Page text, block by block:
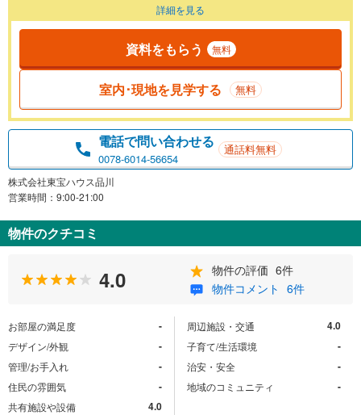
詳細を見る
資料をもらう 無料
室内･現地を見学する 無料
電話で問い合わせる
0078-6014-56654
通話料無料
株式会社東宝ハウス品川
営業時間：9:00-21:00
物件のクチコミ
4.0 物件の評価 6件
物件コメント 6件
お部屋の満足度 -
デザイン/外観 -
管理/お手入れ -
住民の雰囲気 -
共有施設や設備 4.0
周辺施設・交通 4.0
子育て/生活環境 -
治安・安全 -
地域のコミュニティ -